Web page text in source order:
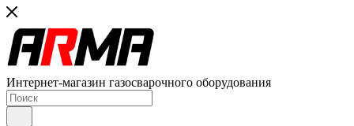
Интернет-магазин газосварочного оборудования